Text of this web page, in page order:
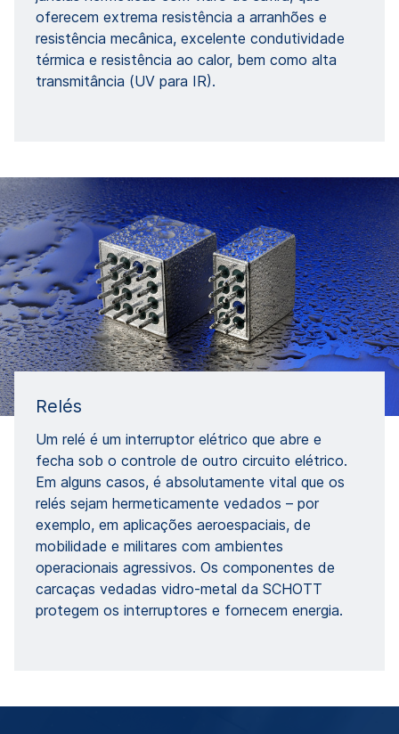
oferecem extrema resistência a arranhões e
resistência mecânica, excelente condutividade
térmica e resistência ao calor, bem como alta
transmitância (UV para IR).
Relés
Um relé é um interruptor elétrico que abre e
fecha sob o controle de outro circuito elétrico.
Em alguns casos, é absolutamente vital que os
relés sejam hermeticamente vedados – por
exemplo, em aplicações aeroespaciais, de
mobilidade e militares com ambientes
operacionais agressivos. Os componentes de
carcaças vedadas vidro-metal da SCHOTT
protegem os interruptores e fornecem energia.